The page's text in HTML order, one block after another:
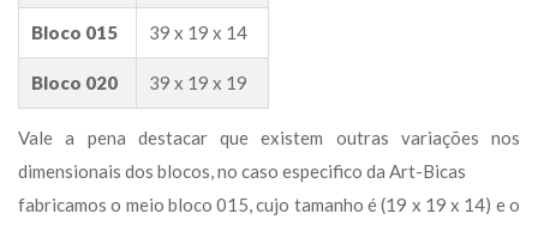
Bloco 015 39 x 19 x 14
Bloco 020 39 x 19 x 19
Vale a pena destacar que existem outras variações nos
dimensionais dos blocos, no caso especifico da Art-Bica
fabricamos o meio bloco 015, cujo tamanho é (19 x 19 x 14) e o